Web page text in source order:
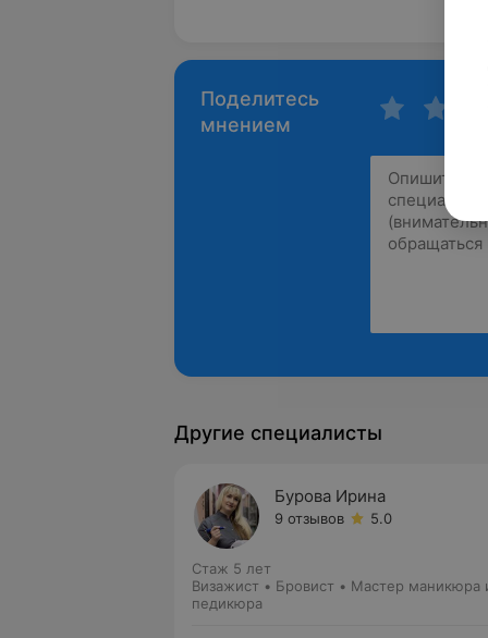
Поделитесь
мнением
Другие специалисты
Бурова Ирина
9 отзывов 5.0
Стаж 5 лет
Визажист • Бровист • Мастер маникюра
педикюра